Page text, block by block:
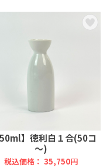
】徳利白１合(50コ
～)
税込価格： 35,750円